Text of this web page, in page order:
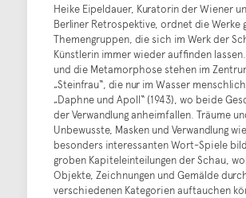
Heike Eipeldauer, Kuratorin der Wiener
Berliner Retrospektive, ordnet die Werke
Themengruppen, die sich im Werk der
Künstlerin immer wieder auffinden
und die Metamorphose stehen im
„Steinfrau“, die nur im Wasser
„Daphne und Apoll“ (1943), wo beide
der Verwandlung anheimfallen. Träume
Unbewusste, Masken und Verwandlung
besonders interessanten Wort-Spiele
groben Kapiteleinteilungen der Schau,
Objekte, Zeichnungen und Gemälde
verschiedenen Kategorien auftauchen